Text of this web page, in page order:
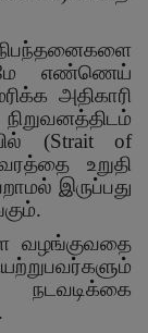
எண்ணெய்
அதிகாரி
(Strait of
உறுதி
இருப்பது
வழங்குவதை